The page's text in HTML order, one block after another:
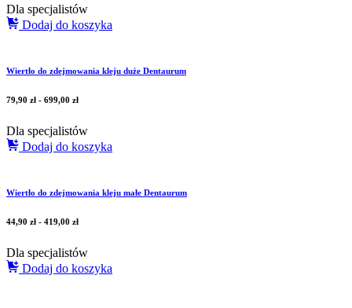
Dla specjalistów
Dodaj do koszyka
Wiertło do zdejmowania kleju duże Dentaurum
79,90 zł - 699,00 zł
Dla specjalistów
Dodaj do koszyka
Wiertło do zdejmowania kleju małe Dentaurum
44,90 zł - 419,00 zł
Dla specjalistów
Dodaj do koszyka